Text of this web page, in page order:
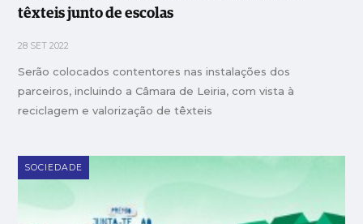
têxteis junto de escolas
28 SET 2022
Serão colocados contentores nas instalações dos
parceiros, incluindo a Câmara de Leiria, com vista à
reciclagem e valorização de têxteis
SOCIEDADE